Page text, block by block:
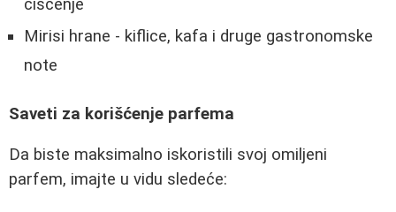
čišćenje
Mirisi hrane - kiflice, kafa i druge gastronomske
note
Saveti za korišćenje parfema
Da biste maksimalno iskoristili svoj omiljeni
parfem, imajte u vidu sledeće: